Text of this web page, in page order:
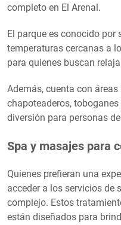
completo en El Arenal.
El parque es conocido
temperaturas cercanas a
para quienes buscan
Además, cuenta con
chapoteaderos,
diversión para personas
Spa y masajes para
Quienes prefieran una
acceder a los servicios de
complejo. Estos
están diseñados para